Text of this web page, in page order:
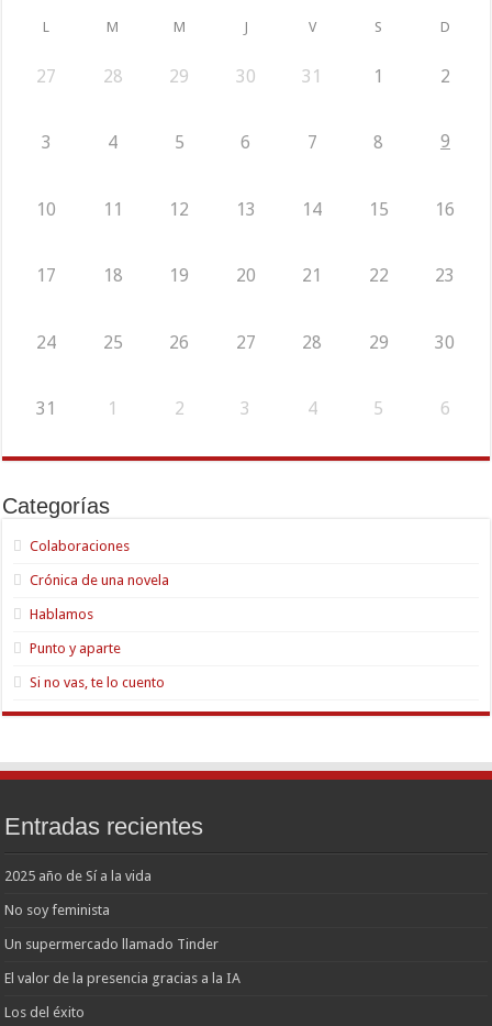
L M M J V S D
27 28 29 30 31 1 2
3 4 5 6 7 8 9
10 11 12 13 14 15 16
17 18 19 20 21 22 23
24 25 26 27 28 29 30
31 1 2 3 4 5 6
Categorías
Colaboraciones
Crónica de una novela
Hablamos
Punto y aparte
Si no vas, te lo cuento
Entradas recientes
2025 año de Sí a la vida
No soy feminista
Un supermercado llamado Tinder
El valor de la presencia gracias a la IA
Los del éxito